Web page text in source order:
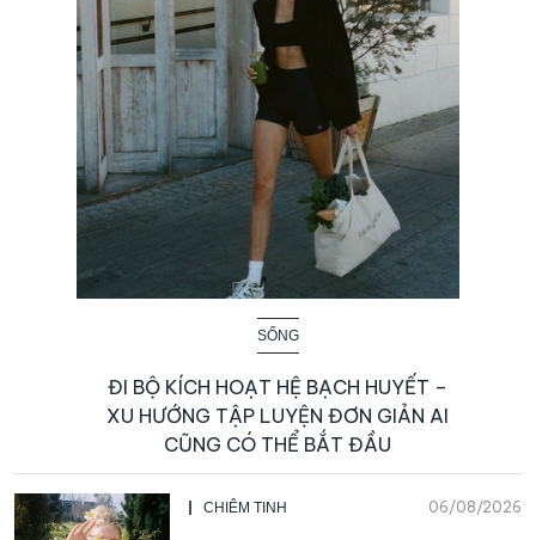
SỐNG
ĐI BỘ KÍCH HOẠT HỆ BẠCH HUYẾT –
XU HƯỚNG TẬP LUYỆN ĐƠN GIẢN AI
CŨNG CÓ THỂ BẮT ĐẦU
CHIÊM TINH 06/08/2026